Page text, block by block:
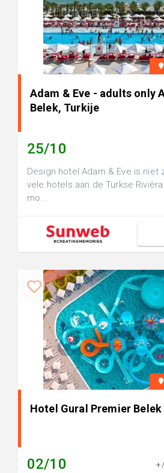
Adam & Eve - adults only
Belek, Turkije
25/10
Design hotel Adam & Eve is niet
vele hotels aan de Turkse
mo...
Hotel Gural Premier
02/10